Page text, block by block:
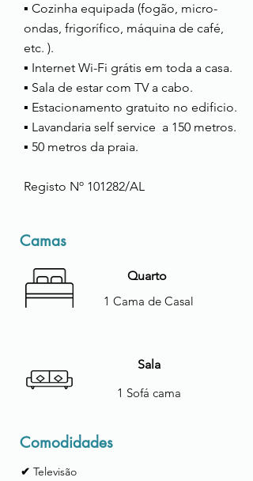
▪ Cozinha equipada (fogão, micro-
ondas, frigorífico, máquina de café,
etc. ).
▪ Internet Wi-Fi grátis em toda a casa.
▪ Sala de estar com TV a cabo.
▪ Estacionamento gratuito no edificio.
▪ Lavandaria self service a 150 metros.
▪ 50 metros da praia.
Registo Nº 101282/AL
Camas
Quarto
1 Cama de Casal
Sala
1 Sofá cama
Comodidades
✔ Televisão